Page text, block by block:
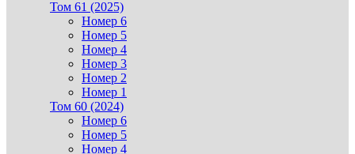
Том 61 (2025)
Номер 6
Номер 5
Номер 4
Номер 3
Номер 2
Номер 1
Том 60 (2024)
Номер 6
Номер 5
Номер 4